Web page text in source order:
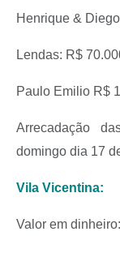
Henrique &
Lendas: R$
Paulo Emilio R$
Arrecadação
domingo dia 17
Vila Vicentina:
Valor em